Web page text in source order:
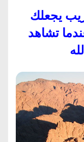
يجعلك
تشاهد